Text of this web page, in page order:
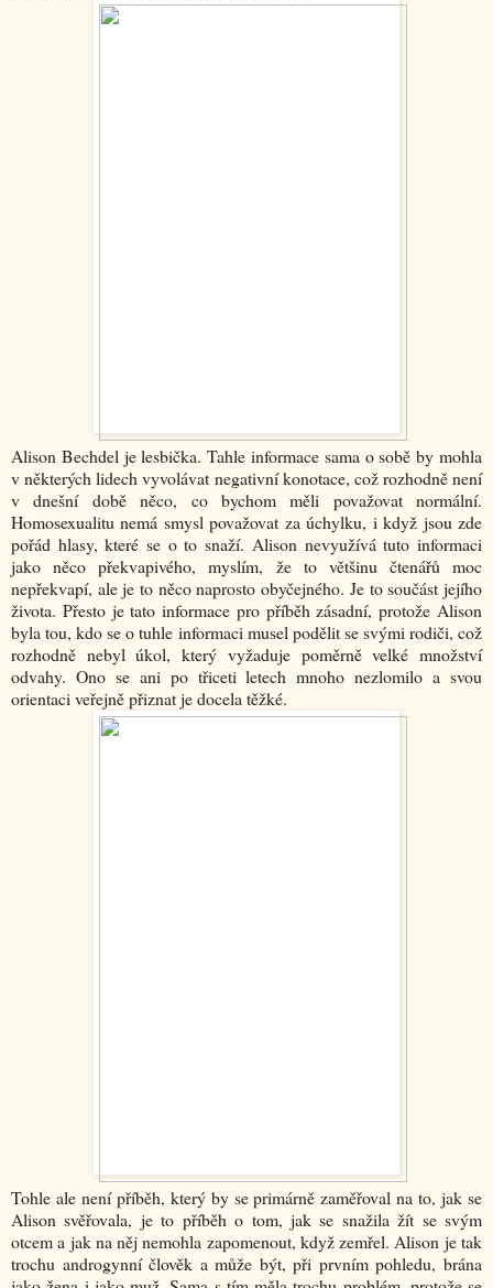
Alison Bechdel je lesbička. Tahle informace sama o sobě by mohla
v některých lidech vyvolávat negativní konotace, což rozhodně není
v dnešní době něco, co bychom měli považovat normální.
Homosexualitu nemá smysl považovat za úchylku, i když jsou zde
pořád hlasy, které se o to snaží. Alison nevyužívá tuto informaci
jako něco překvapivého, myslím, že to většinu čtenářů moc
nepřekvapí, ale je to něco naprosto obyčejného. Je to součást jejího
života. Přesto je tato informace pro příběh zásadní, protože Alison
byla tou, kdo se o tuhle informaci musel podělit se svými rodiči, což
rozhodně nebyl úkol, který vyžaduje poměrně velké množství
odvahy. Ono se ani po třiceti letech mnoho nezlomilo a svou
orientaci veřejně přiznat je docela těžké.
Tohle ale není příběh, který by se primárně zaměřoval na to, jak se
Alison svěřovala, je to příběh o tom, jak se snažila žít se svým
otcem a jak na něj nemohla zapomenout, když zemřel. Alison je tak
trochu androgynní člověk a může být, při prvním pohledu, brána